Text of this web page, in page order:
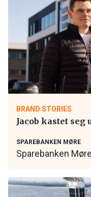
BRAND STORIES
Jacob kastet seg
SPAREBANKEN MØRE
Sparebanken Møre